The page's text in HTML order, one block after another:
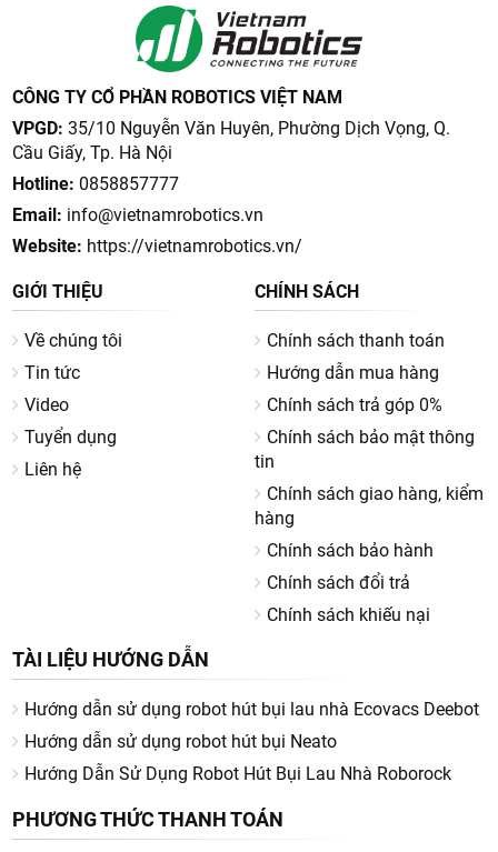
CÔNG TY CỔ PHẦN ROBOTICS VIỆT NAM
VPGD: 35/10 Nguyễn Văn Huyên, Phường Dịch Vọng, Q.
Cầu Giấy, Tp. Hà Nội
Hotline: 0858857777
Email: info@vietnamrobotics.vn
Website: https://vietnamrobotics.vn/
GIỚI THIỆU
Về chúng tôi
Tin tức
Video
Tuyển dụng
Liên hệ
CHÍNH SÁCH
Chính sách thanh toán
Hướng dẫn mua hàng
Chính sách trả góp 0%
Chính sách bảo mật thông
tin
Chính sách giao hàng, kiểm
hàng
Chính sách bảo hành
Chính sách đổi trả
Chính sách khiếu nại
TÀI LIỆU HƯỚNG DẪN
Hướng dẫn sử dụng robot hút bụi lau nhà Ecovacs Deebot
Hướng dẫn sử dụng robot hút bụi Neato
Hướng Dẫn Sử Dụng Robot Hút Bụi Lau Nhà Roborock
PHƯƠNG THỨC THANH TOÁN